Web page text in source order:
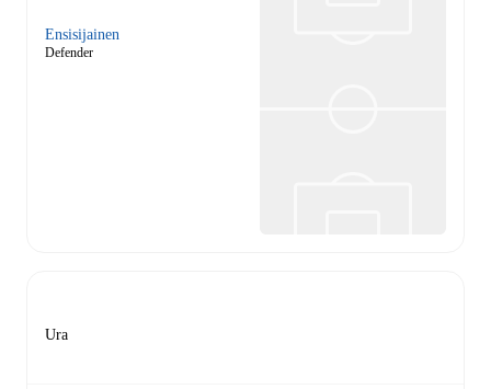
Ensisijainen
Defender
Ura